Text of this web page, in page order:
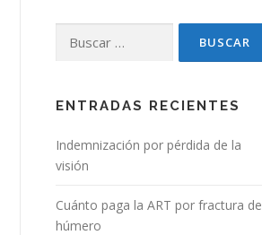
ENTRADAS RECIENTES
Indemnización por pérdida de la
visión
Cuánto paga la ART por fractura de
húmero